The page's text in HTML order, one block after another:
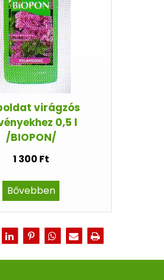
virágzós
0,5 l
/BIOPON/
1 300 Ft
Bővebben